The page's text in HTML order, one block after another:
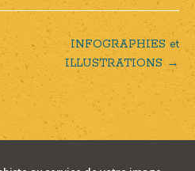
INFOGRAPHIES et
ILLUSTRATIONS →